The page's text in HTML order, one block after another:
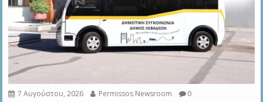
7 Αυγούστου, 2026 Permissos Newsroom 0